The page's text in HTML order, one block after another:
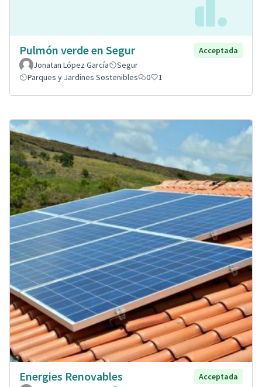
Pulmón verde en Segur
Acceptada
Jonatan López García
Segur
Parques y Jardines Sostenibles
0 1
Energies Renovables
Acceptada